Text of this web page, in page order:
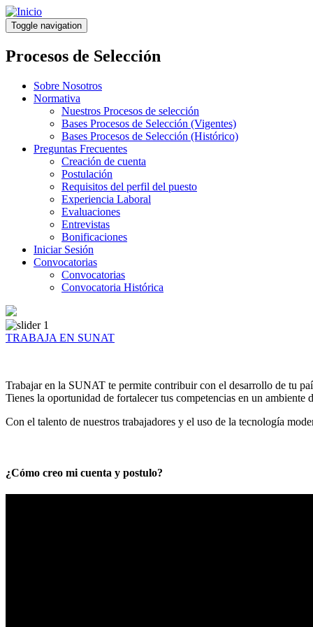
Pasar
al
contenido
principal
Toggle navigation
Procesos de Selección
Sobre Nosotros
Normativa
Nuestros Procesos de selección
Bases Procesos de Selección (Vigentes)
Bases Procesos de Selección (Histórico)
Preguntas Frecuentes
Creación de cuenta
Postulación
Requisitos del perfil del puesto
Experiencia Laboral
Evaluaciones
Entrevistas
Bonificaciones
Iniciar Sesión
Convocatorias
Convocatorias
Convocatoria Histórica
TRABAJA EN SUNAT
Trabajar en la SUNAT te permite contribuir con el desarrollo de tu
Tienes la oportunidad de fortalecer tus competencias en un ambiente
Con el talento de nuestros trabajadores y el uso de la tecnología
¿Cómo creo mi cuenta y postulo?